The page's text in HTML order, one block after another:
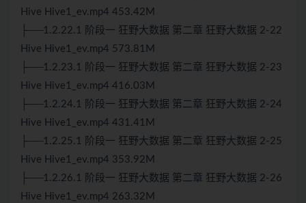
Hive Hive1_ev.mp4 453.42M
├──1.2.22.1 阶段一 狂野大数据 第二章 狂野大数据 2-22
Hive Hive1_ev.mp4 573.81M
├──1.2.23.1 阶段一 狂野大数据 第二章 狂野大数据 2-23
Hive Hive1_ev.mp4 416.03M
├──1.2.24.1 阶段一 狂野大数据 第二章 狂野大数据 2-24
Hive Hive1_ev.mp4 431.41M
├──1.2.25.1 阶段一 狂野大数据 第二章 狂野大数据 2-25
Hive Hive1_ev.mp4 353.92M
├──1.2.26.1 阶段一 狂野大数据 第二章 狂野大数据 2-26
Hive Hive1_ev.mp4 263.32M